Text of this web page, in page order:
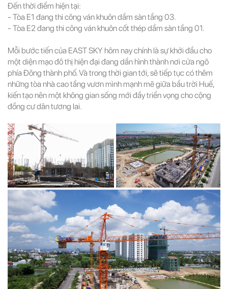
Đến thời điểm hiện tại:
- Tòa E1 đang thi công ván khuôn dầm sàn tầng 03.
- Tòa E2 đang thi công ván khuôn cốt thép dầm sàn tầng 01.
Mỗi bước tiến của EAST SKY hôm nay chính là sự khởi đầu cho
một diện mạo đô thị hiện đại đang dần hình thành nơi cửa ngõ
phía Đông thành phố. Và trong thời gian tới, sẽ tiếp tục có thêm
những tòa nhà cao tầng vươn mình mạnh mẽ giữa bầu trời Huế,
kiến tạo nên một không gian sống mới đầy triển vọng cho cộng
đồng cư dân tương lai.